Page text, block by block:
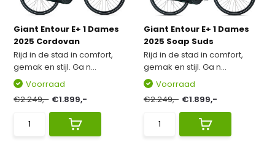
Giant Entour E+ 1 Dames
2025 Cordovan
Rijd in de stad in comfort,
gemak en stijl. Ga n...
Voorraad
€2.249,- €1.899,-
Giant Entour E+ 1 Dames
2025 Soap Suds
Rijd in de stad in comfort,
gemak en stijl. Ga n...
Voorraad
€2.249,- €1.899,-